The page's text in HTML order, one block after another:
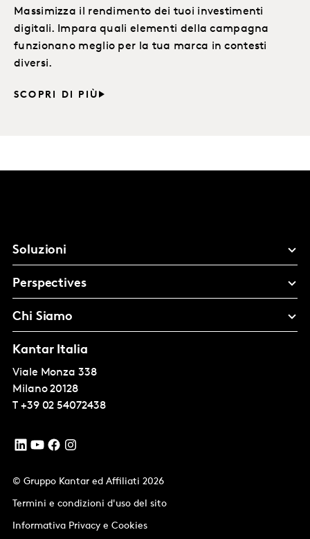
Massimizza il rendimento dei tuoi investimenti
digitali. Impara quali elementi della campagna
funzionano meglio per la tua marca in contesti
diversi.
SCOPRI DI PIÙ
Soluzioni
Perspectives
Chi Siamo
Kantar Italia
Viale Monza 338
Milano 20128
T +39 02 54072438
© Gruppo Kantar ed Affiliati 2026
Termini e condizioni d'uso del sito
Informativa Privacy e Cookies